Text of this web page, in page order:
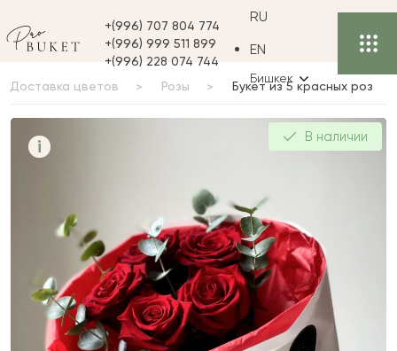
+(996) 707 804 774
+(996) 999 511 899
+(996) 228 074 744
RU
EN
Бишкек
Доставка цветов Розы Букет из 5 красных роз
i
Букет из 5 красных роз В наличии